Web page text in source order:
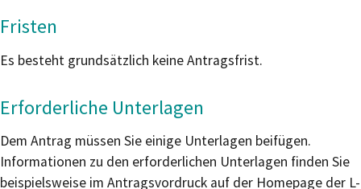
Fristen
Es besteht grundsätzlich keine Antragsfrist.
Erforderliche Unterlagen
Dem Antrag müssen Sie einige Unterlagen beifügen.
Informationen zu den erforderlichen Unterlagen finden Sie
beispielsweise im Antragsvordruck auf der Homepage der L-